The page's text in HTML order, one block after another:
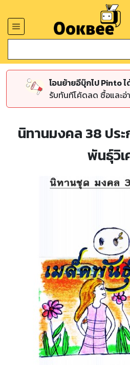
โอนย้ายอีบุ๊กไป Pinto
รับทันทีโค้ดลด ซื้อและอ่
นิทานมงคล 38 ประ
พันธุ์วิ